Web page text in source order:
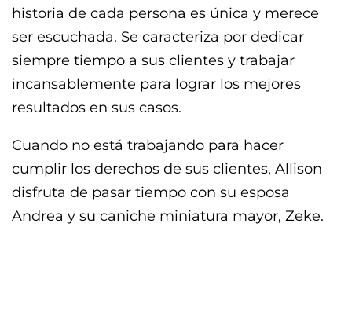
historia de cada persona es única y merece
ser escuchada. Se caracteriza por dedicar
siempre tiempo a sus clientes y trabajar
incansablemente para lograr los mejores
resultados en sus casos.
Cuando no está trabajando para hacer
cumplir los derechos de sus clientes, Allison
disfruta de pasar tiempo con su esposa
Andrea y su caniche miniatura mayor, Zeke.